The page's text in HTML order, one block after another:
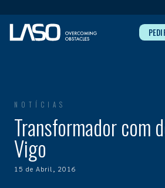
NOTÍCIAS
Transformador com
Vigo
15 de Abril, 2016